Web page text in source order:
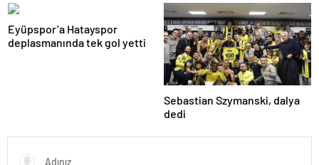
Trabzonspor’un Rakibi Kim?
ZTK Yarı Finalistler Belli Oldu
Eyüpspor’a Hatayspor
deplasmanında tek gol yetti
Sebastian Szymanski, dalya
dedi